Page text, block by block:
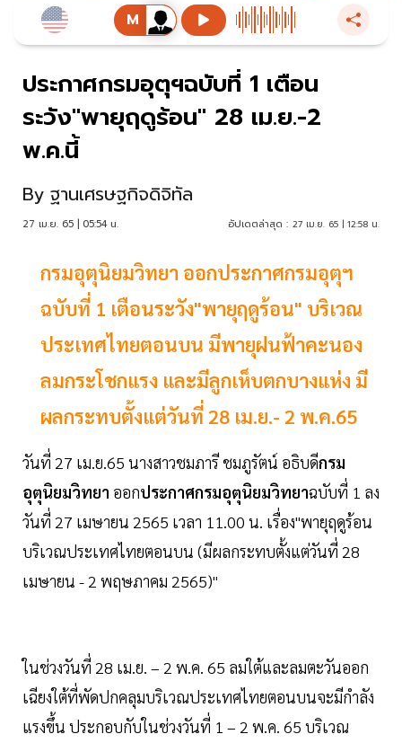
ประกาศกรมอุตุฯฉบับที่ 1 เตือน
ระวัง"พายุฤดูร้อน" 28 เม.ย.-2
พ.ค.นี้
By ฐานเศรษฐกิจดิจิทัล
27 เม.ย. 65 | 05:54 น. อัปเดตล่าสุด : 27 เม.ย. 65 | 12:58 น.
กรมอุตุนิยมวิทยา ออกประกาศกรมอุตุฯ
ฉบับที่ 1 เตือนระวัง"พายุฤดูร้อน" บริเวณ
ประเทศไทยตอนบน มีพายุฝนฟ้าคะนอง
ลมกระโชกแรง และมีลูกเห็บตกบางแห่ง มี
ผลกระทบตั้งแต่วันที่ 28 เม.ย.- 2 พ.ค.65
วันที่ 27 เม.ย.65 นางสาวชมภารี ชมภูรัตน์ อธิบดีกรม
อุตุนิยมวิทยา ออกประกาศกรมอุตุนิยมวิทยาฉบับที่ 1 ลง
วันที่ 27 เมษายน 2565 เวลา 11.00 น. เรื่อง"พายุฤดูร้อน
บริเวณประเทศไทยตอนบน (มีผลกระทบตั้งแต่วันที่ 28
เมษายน - 2 พฤษภาคม 2565)"
ในช่วงวันที่ 28 เม.ย. – 2 พ.ค. 65 ลมใต้และลมตะวันออก
เฉียงใต้ที่พัดปกคลุมบริเวณประเทศไทยตอนบนจะมีกำลัง
แรงขึ้น ประกอบกับในช่วงวันที่ 1 – 2 พ.ค. 65 บริเวณ